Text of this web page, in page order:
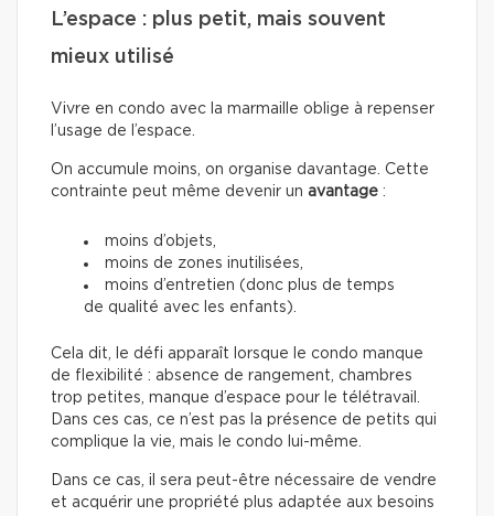
L’espace : plus petit, mais souvent
mieux utilisé
Vivre en condo avec la marmaille oblige à repenser
l’usage de l’espace.
On accumule moins, on organise davantage. Cette
contrainte peut même devenir un avantage :
moins d’objets,
moins de zones inutilisées,
moins d’entretien (donc plus de temps
de qualité avec les enfants).
Cela dit, le défi apparaît lorsque le condo manque
de flexibilité : absence de rangement, chambres
trop petites, manque d’espace pour le télétravail.
Dans ces cas, ce n’est pas la présence de petits qui
complique la vie, mais le condo lui-même.
Dans ce cas, il sera peut-être nécessaire de vendre
et acquérir une propriété plus adaptée aux besoins